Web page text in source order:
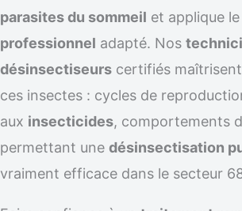
parasites du sommeil et applique le
professionnel adapté. Nos
désinsectiseurs certifiés
ces insectes : cycles de
aux insecticides, comportements
permettant une désinsectisation
vraiment efficace dans le secteur